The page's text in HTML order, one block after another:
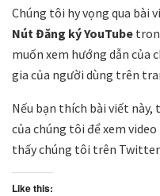
Chúng tôi hy vọng qua bài
Nút Đăng ký YouTube
muốn xem hướng dẫn của
gia của người dùng trên
Nếu bạn thích bài viết này,
của chúng tôi để xem
thấy chúng tôi trên Twitter
Like this: